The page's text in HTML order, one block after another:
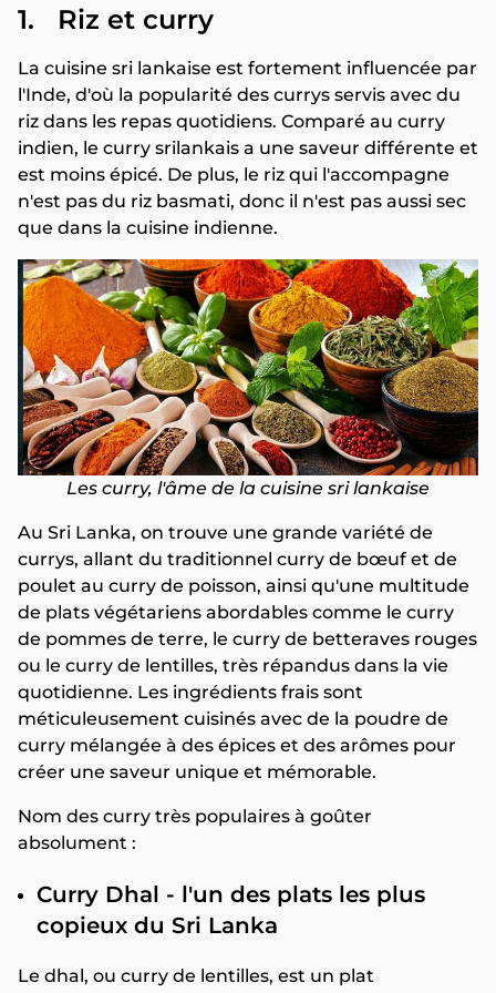
1. Riz et curry
La cuisine sri lankaise est fortement influencée par
l'Inde, d'où la popularité des currys servis avec du
riz dans les repas quotidiens. Comparé au curry
indien, le curry srilankais a une saveur différente et
est moins épicé. De plus, le riz qui l'accompagne
n'est pas du riz basmati, donc il n'est pas aussi sec
que dans la cuisine indienne.
Les curry, l'âme de la cuisine sri lankaise
Au Sri Lanka, on trouve une grande variété de
currys, allant du traditionnel curry de bœuf et de
poulet au curry de poisson, ainsi qu'une multitude
de plats végétariens abordables comme le curry
de pommes de terre, le curry de betteraves rouges
ou le curry de lentilles, très répandus dans la vie
quotidienne. Les ingrédients frais sont
méticuleusement cuisinés avec de la poudre de
curry mélangée à des épices et des arômes pour
créer une saveur unique et mémorable.
Nom des curry très populaires à goûter
absolument :
Curry Dhal - l'un des plats les plus
copieux du Sri Lanka
Le dhal, ou curry de lentilles, est un plat